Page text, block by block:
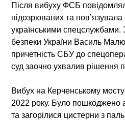
Після вибуху ФСБ
підозрюваних та пов’язувала
українськими
безпеки України Василь
причетність СБУ до
суд заочно ухвалив рішення
Вибух на Керченському
2022 року. Було пошкоджено
та загорілися цистерни з